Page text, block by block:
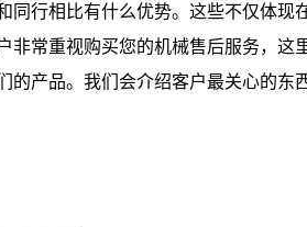
行相比有什么优势。这些不仅体
常重视购买您的机械售后服务，
产品。我们会介绍客户最关心的东